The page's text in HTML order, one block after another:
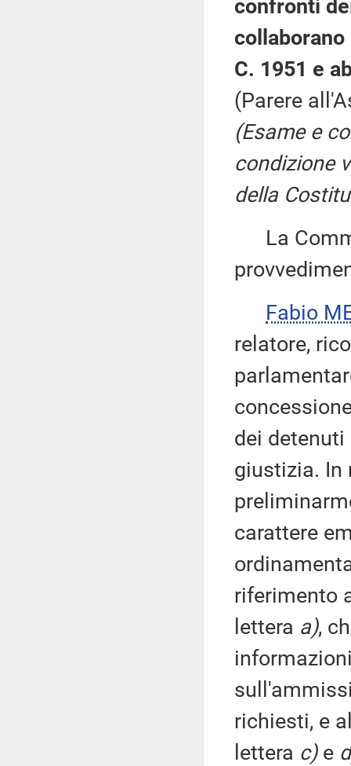
confronti
C. 1951 e
(Parere
(Esame e
condizione
della
La
Fabio
relatore,
dei
giustizia. In
carattere
riferimento
lettera a),
richiesti, e
lettera c)e